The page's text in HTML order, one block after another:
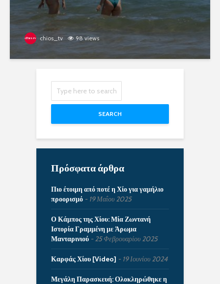
chios_tv 98 views
SEARCH
Πρόσφατα άρθρα
Πιο έτοιμη από ποτέ η Χίο για γαμήλιο
προορισμό
19 Μαΐου 2025
Ο Κάμπος της Χίου: Μία Ζωντανή
Ιστορία Γραμμένη με Άρωμα
Μανταρινιού
25 Φεβρουαρίου 2025
Καρφάς Χίου [Video] 19 Ιουνίου 2024
Μεγάλη Παρασκευή: Ολοκληρώθηκε η